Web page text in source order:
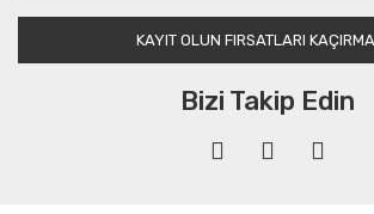
KAYIT OLUN FIRSATLARI
Bizi Takip Edin